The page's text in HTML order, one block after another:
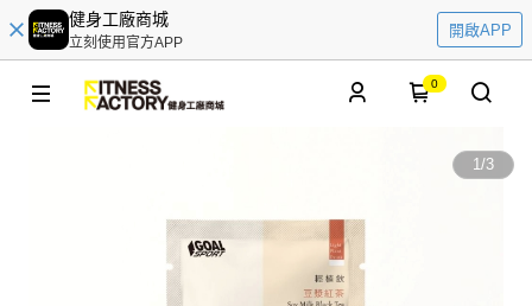
健身工廠商城
立刻使用官方APP
開啟APP
0
1/3